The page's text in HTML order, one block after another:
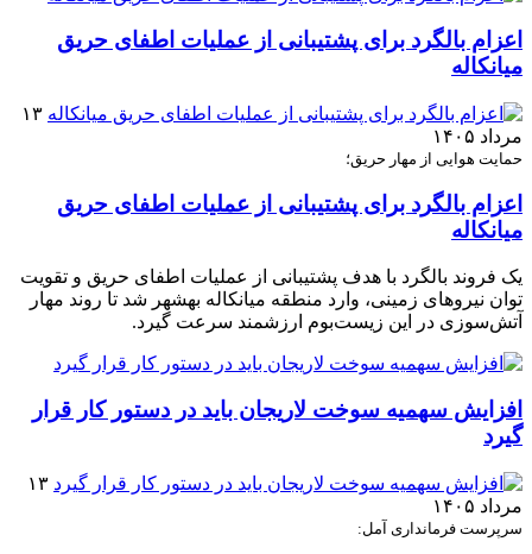
اعزام بالگرد برای پشتیبانی از عملیات اطفای حریق
میانکاله
۱۳
مرداد ۱۴۰۵
حمایت هوایی از مهار حریق؛
اعزام بالگرد برای پشتیبانی از عملیات اطفای حریق
میانکاله
یک فروند بالگرد با هدف پشتیبانی از عملیات اطفای حریق و تقویت
توان نیروهای زمینی، وارد منطقه میانکاله بهشهر شد تا روند مهار
آتش‌سوزی در این زیست‌بوم ارزشمند سرعت گیرد.
افزایش سهمیه سوخت لاریجان باید در دستور کار قرار
گیرد
۱۳
مرداد ۱۴۰۵
سرپرست فرمانداری آمل: